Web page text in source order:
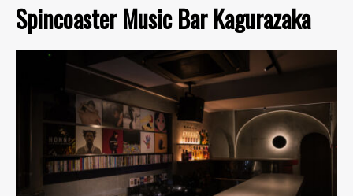
Spincoaster Music Bar Kagurazaka